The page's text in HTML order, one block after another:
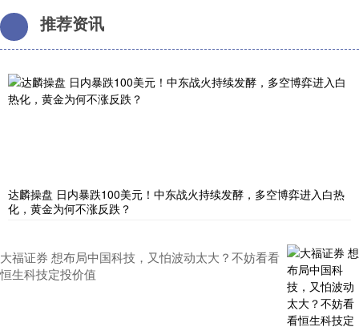
推荐资讯
达麟操盘 日内暴跌100美元！中东战火持续发酵，多空博弈进入白热
化，黄金为何不涨反跌？
大福证券 想布局中国科技，又怕波动太大？不妨看看
恒生科技定投价值